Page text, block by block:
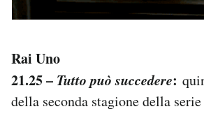
Rai Uno
21.25 – Tutto può succedere:
della seconda stagione della